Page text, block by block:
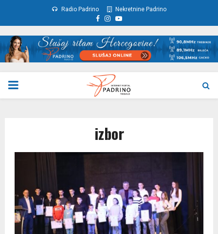
Radio Padrino Nekretnine Padrino
Facebook
Instagram
Youtube
PRIMARY
izbor